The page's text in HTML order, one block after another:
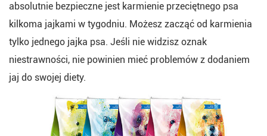
absolutnie bezpieczne jest karmienie przeciętnego psa
kilkoma jajkami w tygodniu. Możesz zacząć od karmienia
tylko jednego jajka psa. Jeśli nie widzisz oznak
niestrawności, nie powinien mieć problemów z dodaniem
jaj do swojej diety.